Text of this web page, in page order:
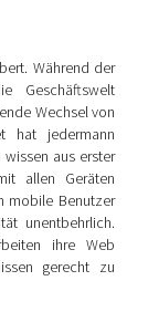
Während der
Geschäftswelt
Wechsel von
hat jedermann
aus erster
allen Geräten
mobile Benutzer
unentbehrlich.
ihre Web
gerecht zu